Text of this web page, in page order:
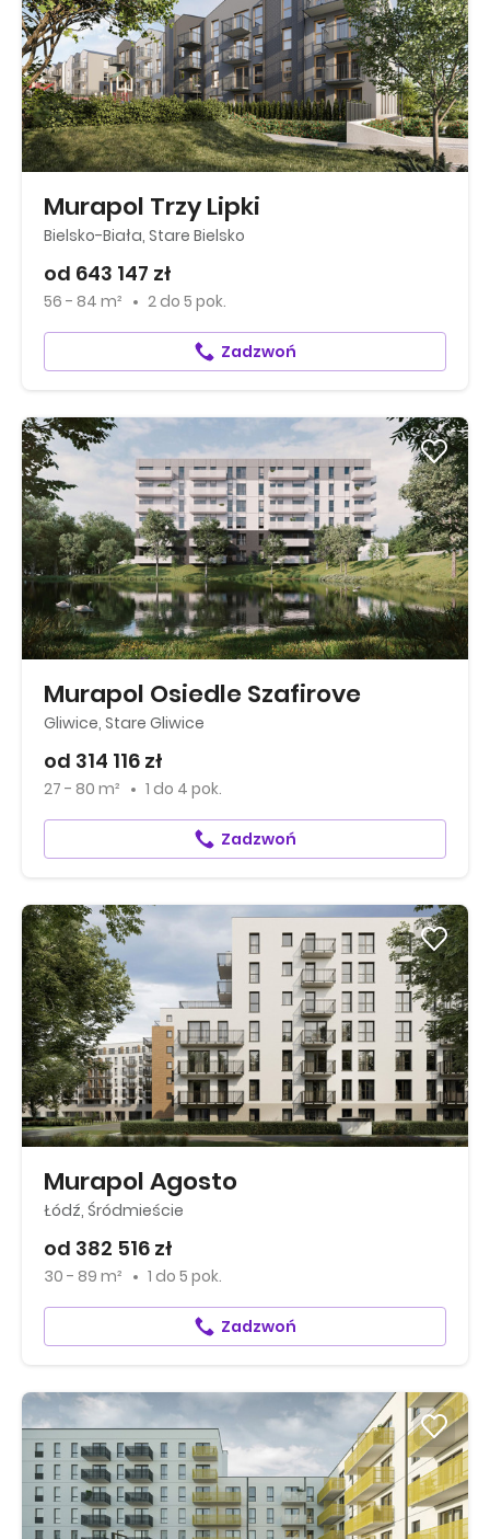
Murapol Trzy Lipki
Bielsko-Biała, Stare Bielsko
od 643 147 zł
56 - 84 m² 2 do 5 pok.
Zadzwoń
Murapol Osiedle Szafirove
Gliwice, Stare Gliwice
od 314 116 zł
27 - 80 m² 1 do 4 pok.
Zadzwoń
Murapol Agosto
Łódź, Śródmieście
od 382 516 zł
30 - 89 m² 1 do 5 pok.
Zadzwoń